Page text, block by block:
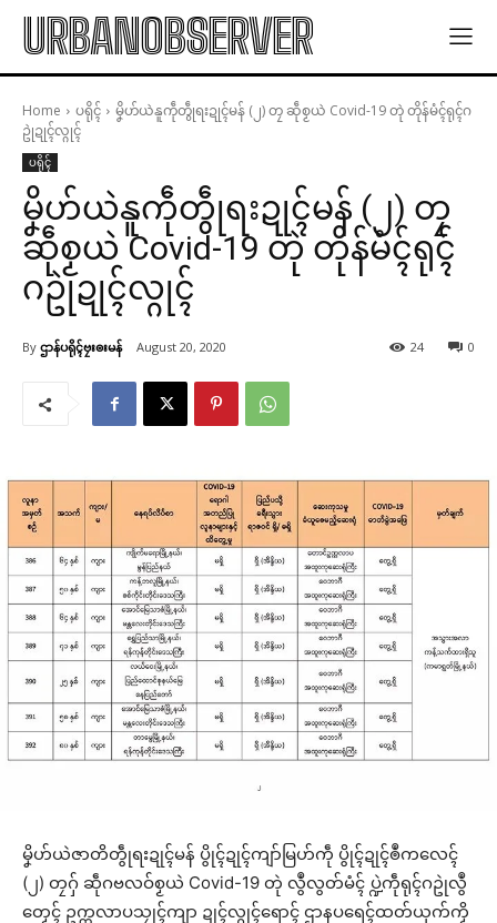
URBANOBSERVER
Home ပရိုၚ်
မၞိဟ်ယဲနူကဵုတွဵုရးဍုၚ်မန် (၂) တၠ ဆဵုစၟယဲ Covid-19 တုဲ တိုန်မံၚ်ရုၚ်ဂ
ဥုဲဍုၚ်လ္ဂုၚ်
ပရိုၚ်
မၞိဟ်ယဲနူကဵုတွဵုရးဍုၚ်မန် (၂) တၠ
ဆဵုစၟယဲ Covid-19 တုဲ တိုန်မံၚ်ရုၚ်
ဂဥုဲဍုၚ်လ္ဂုၚ်
By ဌာန်ပရိုၚ်ဗၠးၜးမန် August 20, 2020 0
24
မၞိဟ်ယဲဇာတိတွဵုရးဍုၚ်မန် ပွိုၚ်ဍုၚ်ကျာ်မြဟ်ကဵု ပွိုၚ်ဍုၚ်ၜဳကလေၚ်
(၂) တၠဂှ် ဆဵုဂဗလဝ်စၟယဲ Covid-19 တုဲ လွဳလွတ်မံၚ် ပ္ဍဲကဵုရုၚ်ဂဥုဲလွဳ
တၟေၚ် ဥက္ကလာပသၠုၚ်ကျာ ဍုၚ်လ္ဂုၚ်ရောၚ် ဌာနပရေၚ်ထတ်ယုက်ကၟိ